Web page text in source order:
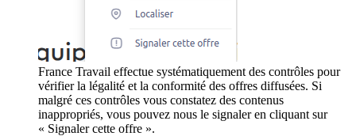
France Travail effectue systématiquement des contrôles pour
vérifier la légalité et la conformité des offres diffusées. Si
malgré ces contrôles vous constatez des contenus
inappropriés, vous pouvez nous le signaler en cliquant sur
« Signaler cette offre ».